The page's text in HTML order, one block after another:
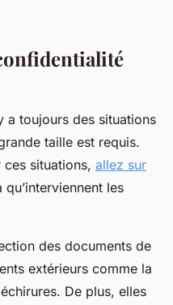
a toujours des situations
taille est requis.
situations, allez sur
qu’interviennent les
des documents de
extérieurs comme la
De plus, elles